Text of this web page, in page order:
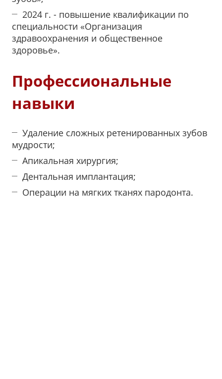
2024 г. - повышение квалификации по
специальности «Организация
здравоохранения и общественное
здоровье».
Профессиональные
навыки
Удаление сложных ретенированных зубов
мудрости;
Апикальная хирургия;
Дентальная имплантация;
Операции на мягких тканях пародонта.